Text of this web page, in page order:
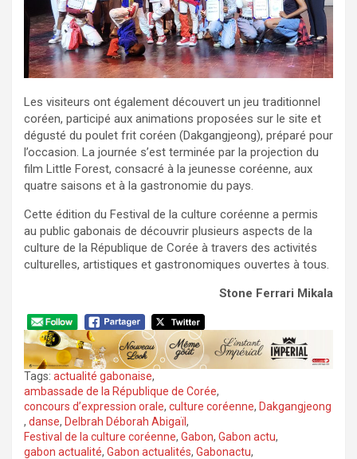
Les visiteurs ont également découvert un jeu traditionnel
coréen, participé aux animations proposées sur le site et
dégusté du poulet frit coréen (Dakgangjeong), préparé pour
l’occasion. La journée s’est terminée par la projection du
film Little Forest, consacré à la jeunesse coréenne, aux
quatre saisons et à la gastronomie du pays.
Cette édition du Festival de la culture coréenne a permis
au public gabonais de découvrir plusieurs aspects de la
culture de la République de Corée à travers des activités
culturelles, artistiques et gastronomiques ouvertes à tous.
Stone Ferrari Mikala
Tags: actualité gabonaise,
ambassade de la République de Corée,
concours d’expression orale, culture coréenne, Dakgangjeong
, danse, Delbrah Déborah Abigaïl,
Festival de la culture coréenne, Gabon, Gabon actu,
gabon actualité, Gabon actualités, Gabonactu,